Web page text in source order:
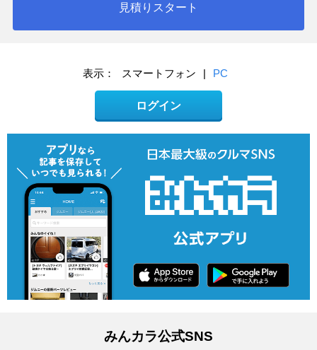
見積りスタート
表示： スマートフォン | PC
ログイン
みんカラ公式SNS